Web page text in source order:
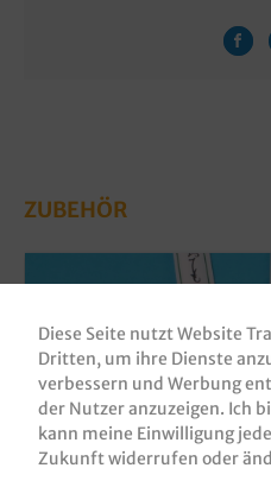
ZUBEHÖR
Diese Seite nutzt Website
Dritten, um ihre Dienste
verbessern und Werbung
der Nutzer anzuzeigen. Ich
kann meine Einwilligung
Zukunft widerrufen oder